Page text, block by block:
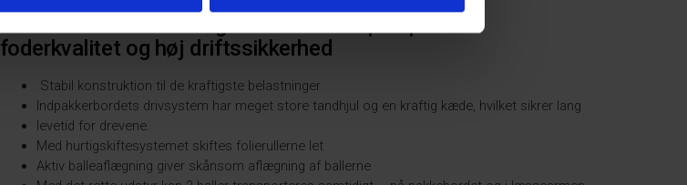
foderkvalitet og høj driftssikkerhed
Stabil konstruktion til de kraftigste belastninger
Indpakkerbordets drivsystem har meget store tandhjul og en kraftig kæde, hvilket sikrer lang
levetid for drevene.
Med hurtigskiftesystemet skiftes folierullerne let
Aktiv balleaflægning giver skånsom aflægning af ballerne